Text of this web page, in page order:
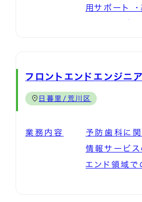
想サーバのリ
抽出などのデ
モバイル／
など導入/リ
サポート、社
・IT資産管理
ュリティ対策
用サポート
運用改善 ・
ポート、運用
ンフラの構築
守、改善 ・物
想サーバのリ
フロントエンドエンジニア
日暮里/荒川区
業務内容
予防歯科に関
情報サービス
エンド領域で